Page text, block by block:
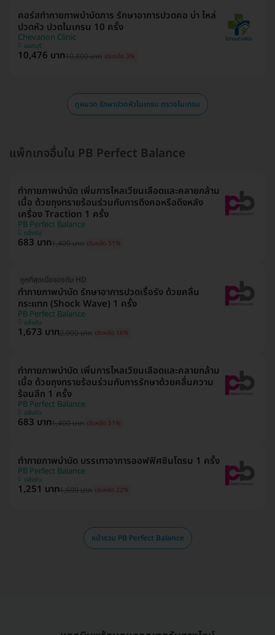
คอร์สทำกายภาพบำบัดการ รักษาอาการปวดคอ บ่า ไหล่
ปวดหัว ปวดไมเกรน 10 ครั้ง
Chevanon Clinic
นนทบุรี
10,476 บาท10,800 บาท ประหยัด 3%
ดูหมวด รักษาปวดหัวไมเกรน ตรวจไมเกรน
แพ็กเกจอื่นใน PB Perfect Balance
ทำกายภาพบำบัด เพิ่มการไหลเวียนเลือดและคลายกล้าม
เนื้อ ด้วยถุงทรายร้อนร่วมกับการดึงคอหรือดึงหลัง
เครื่อง Traction 1 ครั้ง
PB Perfect Balance
ตลิ่งชัน
683 บาท1,400 บาท ประหยัด 51%
ถูกที่สุดเมื่อจองกับ HD
ทำกายภาพบำบัด รักษาอาการปวดเรื้อรัง ด้วยคลื่น
กระแทก (Shock Wave) 1 ครั้ง
PB Perfect Balance
ตลิ่งชัน
1,673 บาท2,000 บาท ประหยัด 16%
ทำกายภาพบำบัด เพิ่มการไหลเวียนเลือดและคลายกล้าม
เนื้อ ด้วยถุงทรายร้อนร่วมกับการรักษาด้วยคลื่นความ
ร้อนลึก 1 ครั้ง
PB Perfect Balance
ตลิ่งชัน
683 บาท1,400 บาท ประหยัด 51%
ทำกายภาพบำบัด บรรเทาอาการออฟฟิศซินโดรม 1 ครั้ง
PB Perfect Balance
ตลิ่งชัน
1,251 บาท1,600 บาท ประหยัด 22%
หน้ารวม PB Perfect Balance